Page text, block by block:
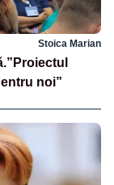
Stoica Marian
noi”